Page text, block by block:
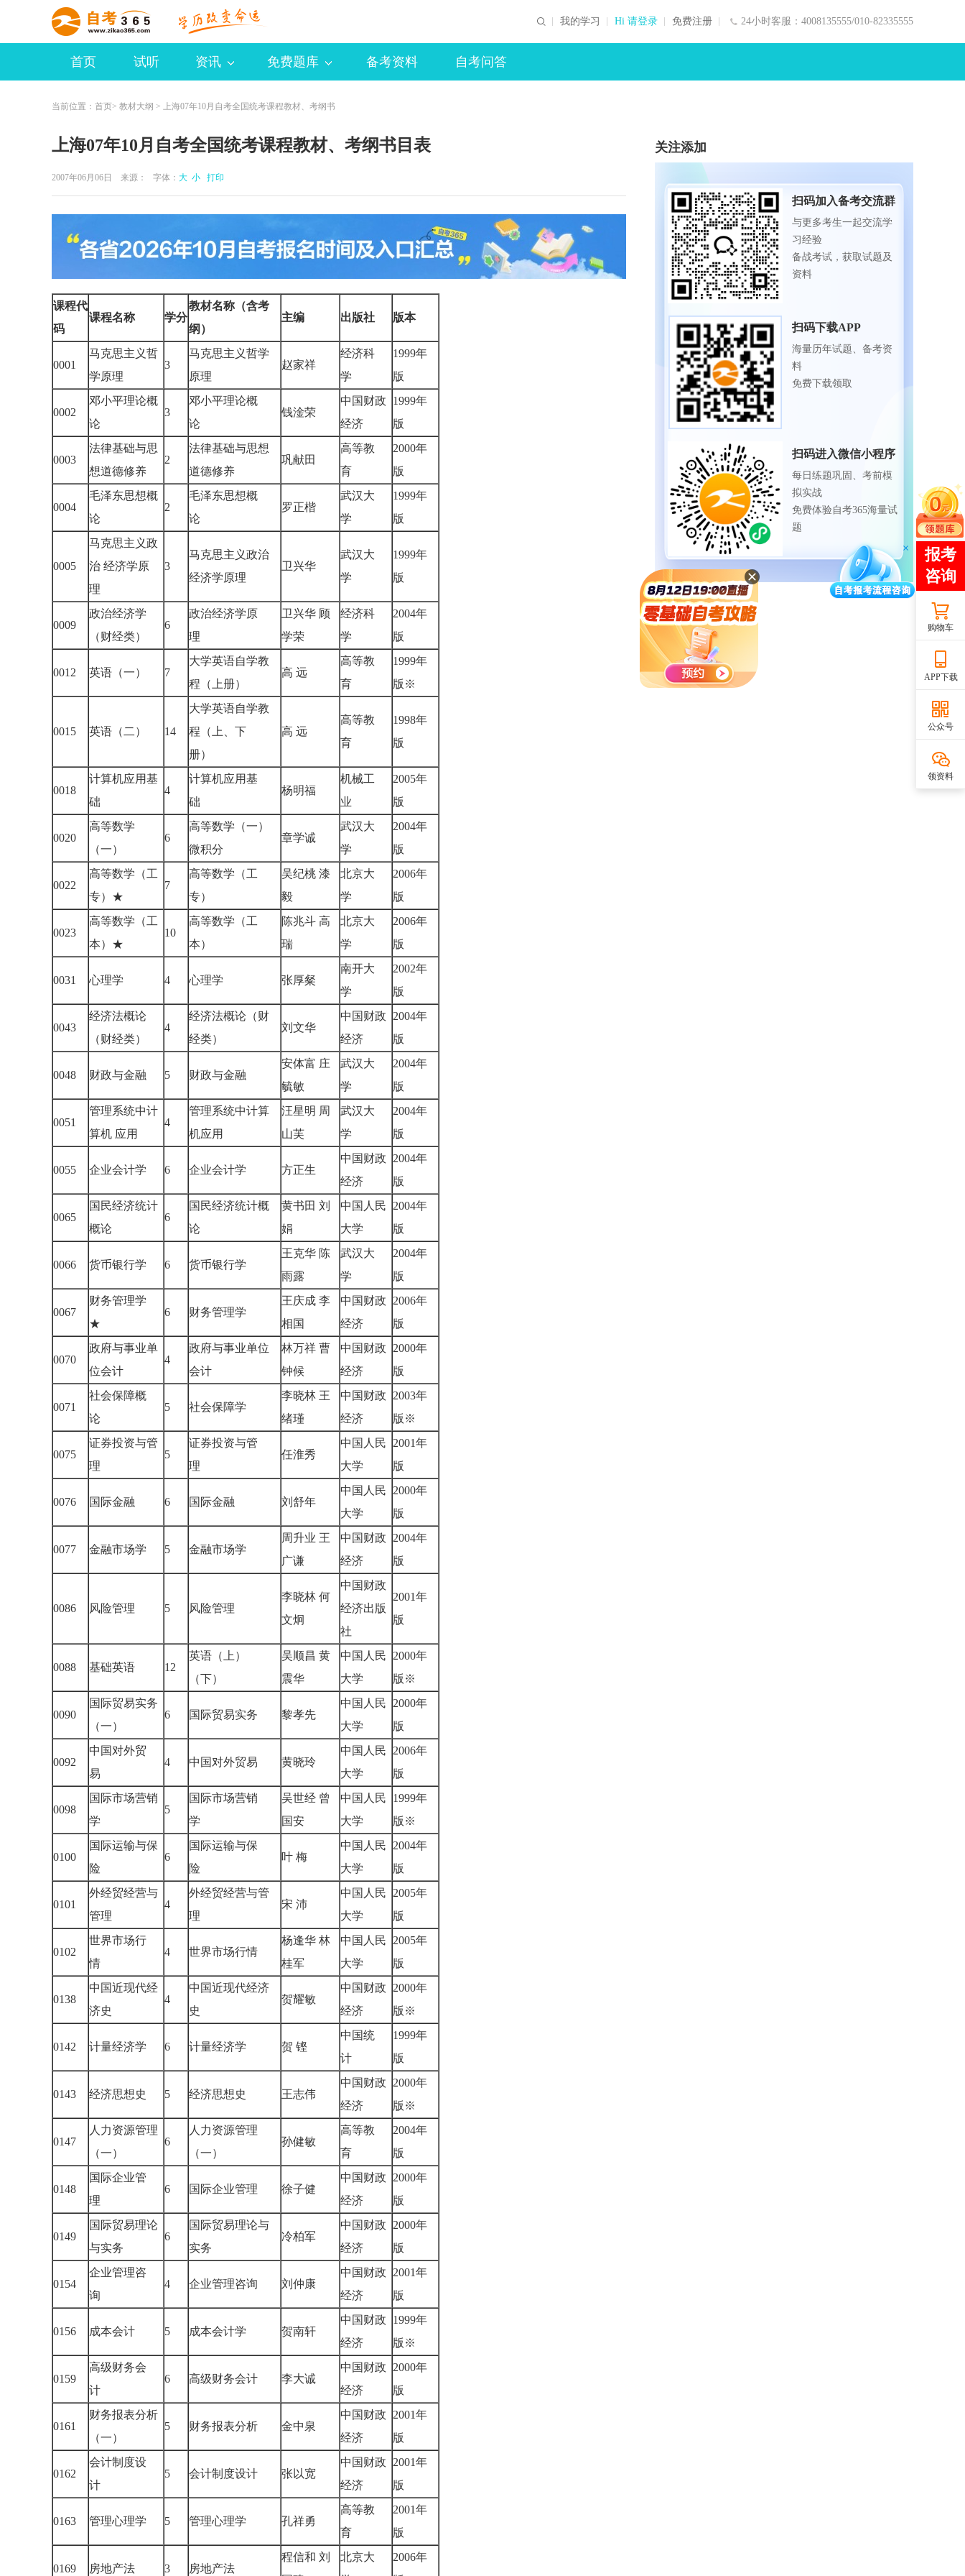
24小时客服：4008135555/010-82335555
我的学习 Hi 请登录 免费注册
首页 试听 资讯 免费题库 备考资料 自考问答
当前位置： 首页> 教材大纲 > 上海07年10月自考全国统考课程教材、考纲书
上海07年10月自考全国统考课程教材、考纲书目表
2007年06月06日 来源： 字体： 大 小 打印
课程代
码
课程名称 学分
教材名称（含考
纲）
主编 出版社 版本
0001
马克思主义哲
学原理
3
马克思主义哲学
原理
赵家祥
经济科
学
1999年
版
0002
邓小平理论概
论
3
邓小平理论概
论
钱淦荣
中国财政
经济
1999年
版
0003
法律基础与思
想道德修养
2
法律基础与思想
道德修养
巩献田
高等教
育
2000年
版
0004
毛泽东思想概
论
2
毛泽东思想概
论
罗正楷
武汉大
学
1999年
版
0005
马克思主义政
治 经济学原
理
3
马克思主义政治
经济学原理
卫兴华
武汉大
学
1999年
版
0009
政治经济学
（财经类）
6
政治经济学原
理
卫兴华 顾
学荣
经济科
学
2004年
版
0012 英语（一） 7
大学英语自学教
程（上册）
高 远
高等教
育
1999年
版※
0015 英语（二） 14
大学英语自学教
程（上、下
册）
高 远
高等教
育
1998年
版
0018
计算机应用基
础
4
计算机应用基
础
杨明福
机械工
业
2005年
版
0020
高等数学
（一）
6
高等数学（一）
微积分
章学诚
武汉大
学
2004年
版
0022
高等数学（工
专）★
7
高等数学（工
专）
吴纪桃 漆
毅
北京大
学
2006年
版
0023
高等数学（工
本）★
10
高等数学（工
本）
陈兆斗 高
瑞
北京大
学
2006年
版
0031 心理学 4 心理学 张厚粲
南开大
学
2002年
版
0043
经济法概论
（财经类）
4
经济法概论（财
经类）
刘文华
中国财政
经济
2004年
版
0048 财政与金融 5 财政与金融
安体富 庄
毓敏
武汉大
学
2004年
版
0051
管理系统中计
算机 应用
4
管理系统中计算
机应用
汪星明 周
山芙
武汉大
学
2004年
版
0055 企业会计学 6 企业会计学 方正生
中国财政
经济
2004年
版
0065
国民经济统计
概论
6
国民经济统计概
论
黄书田 刘
娟
中国人民
大学
2004年
版
0066 货币银行学 6 货币银行学
王克华 陈
雨露
武汉大
学
2004年
版
0067
财务管理学
★
6 财务管理学
王庆成 李
相国
中国财政
经济
2006年
版
0070
政府与事业单
位会计
4
政府与事业单位
会计
林万祥 曹
钟候
中国财政
经济
2000年
版
0071
社会保障概
论
5 社会保障学
李晓林 王
绪瑾
中国财政
经济
2003年
版※
0075
证券投资与管
理
5
证券投资与管
理
任淮秀
中国人民
大学
2001年
版
0076 国际金融 6 国际金融 刘舒年
中国人民
大学
2000年
版
0077 金融市场学 5 金融市场学
周升业 王
广谦
中国财政
经济
2004年
版
0086 风险管理 5 风险管理
李晓林 何
文炯
中国财政
经济出版
社
2001年
版
0088 基础英语 12
英语（上）
（下）
吴顺昌 黄
震华
中国人民
大学
2000年
版※
0090
国际贸易实务
（一）
6 国际贸易实务 黎孝先
中国人民
大学
2000年
版
0092
中国对外贸
易
4 中国对外贸易 黄晓玲
中国人民
大学
2006年
版
0098
国际市场营销
学
5
国际市场营销
学
吴世经 曾
国安
中国人民
大学
1999年
版※
0100
国际运输与保
险
6
国际运输与保
险
叶 梅
中国人民
大学
2004年
版
0101
外经贸经营与
管理
4
外经贸经营与管
理
宋 沛
中国人民
大学
2005年
版
0102
世界市场行
情
4 世界市场行情
杨逢华 林
桂军
中国人民
大学
2005年
版
0138
中国近现代经
济史
4
中国近现代经济
史
贺耀敏
中国财政
经济
2000年
版※
0142 计量经济学 6 计量经济学 贺 铿
中国统
计
1999年
版
0143 经济思想史 5 经济思想史 王志伟
中国财政
经济
2000年
版※
0147
人力资源管理
（一）
6
人力资源管理
（一）
孙健敏
高等教
育
2004年
版
0148
国际企业管
理
6 国际企业管理 徐子健
中国财政
经济
2000年
版
0149
国际贸易理论
与实务
6
国际贸易理论与
实务
冷柏军
中国财政
经济
2000年
版
0154
企业管理咨
询
4 企业管理咨询 刘仲康
中国财政
经济
2001年
版
0156 成本会计 5 成本会计学 贺南轩
中国财政
经济
1999年
版※
0159
高级财务会
计
6 高级财务会计 李大诚
中国财政
经济
2000年
版
0161
财务报表分析
（一）
5 财务报表分析 金中泉
中国财政
经济
2001年
版
0162
会计制度设
计
5 会计制度设计 张以宽
中国财政
经济
2001年
版
0163 管理心理学 5 管理心理学 孔祥勇
高等教
育
2001年
版
0169 房地产法 3 房地产法
程信和 刘
北京大
2006年
关注添加
扫码加入备考交流群
与更多考生一起交流学
习经验
备战考试，获取试题及
资料
扫码下载APP
海量历年试题、备考资
料
免费下载领取
扫码进入微信小程序
每日练题巩固、考前模
拟实战
免费体验自考365海量试
题
购物车
APP下载
公众号
领资料